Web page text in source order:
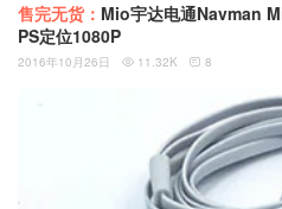
售完无货： Mio宇达电通Navman
PS定位1080P
2016年10月26日  11.32K  8